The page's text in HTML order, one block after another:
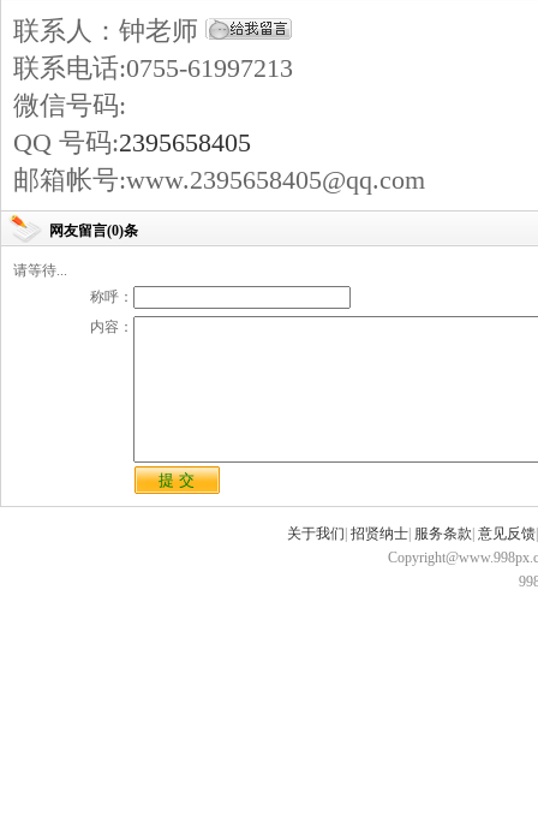
联系人：钟老师
联系电话:0755-61997213
微信号码:
QQ 号码:2395658405
邮箱帐号:www.2395658405@qq.com
网友留言(0)条
请等待...
称呼：
内容：
关于我们 招贤纳士 服务条款 意见反馈